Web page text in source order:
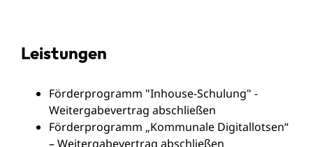
Leistungen
Förderprogramm "Inhouse-Schulung" -
Weitergabevertrag abschließen
Förderprogramm „Kommunale Digitallotsen“
– Weitergabevertrag abschließen